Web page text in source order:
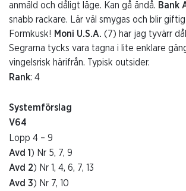
anmäld och dåligt läge. Kan gå ändå. Bank
snabb rackare. Lär väl smygas och blir
Formkusk! Moni U.S.A. (7) har jag tyvärr
Segrarna tycks vara tagna i lite enklare
vingelsrisk härifrån. Typisk outsider.
Rank: 4
Systemförslag
V64
Lopp 4 – 9
Avd 1 ) Nr 5, 7, 9
Avd 2) Nr 1, 4, 6, 7, 13
Avd 3) Nr 7, 10